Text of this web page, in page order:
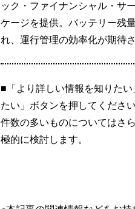
ック・ファイナンシャル・サ
ケージを提供。バッテリー残
れ、運行管理の効率化が期待さ
■「より詳しい情報を知りた
たい」ボタンを押してくださ
件数の多いものについてはさ
極的に検討します。